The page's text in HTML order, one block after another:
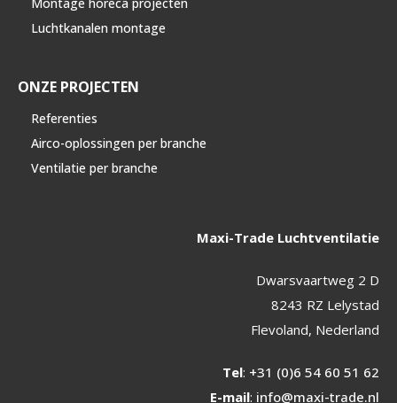
Luchtkanalen montage
ONZE PROJECTEN
Referenties
Airco-oplossingen per branche
Ventilatie per branche
Maxi-Trade Luchtventilatie
Dwarsvaartweg 2 D
8243 RZ Lelystad
Flevoland, Nederland
Tel: +31 (0)6 54 60 51 62
E-mail: info@maxi-trade.nl